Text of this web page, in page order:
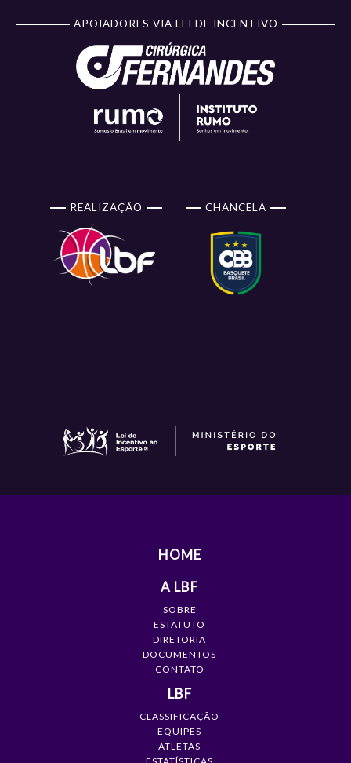
APOIADORES VIA LEI DE INCENTIVO
REALIZAÇÃO CHANCELA
HOME
A LBF
SOBRE
ESTATUTO
DIRETORIA
DOCUMENTOS
CONTATO
LBF
CLASSIFICAÇÃO
EQUIPES
ATLETAS